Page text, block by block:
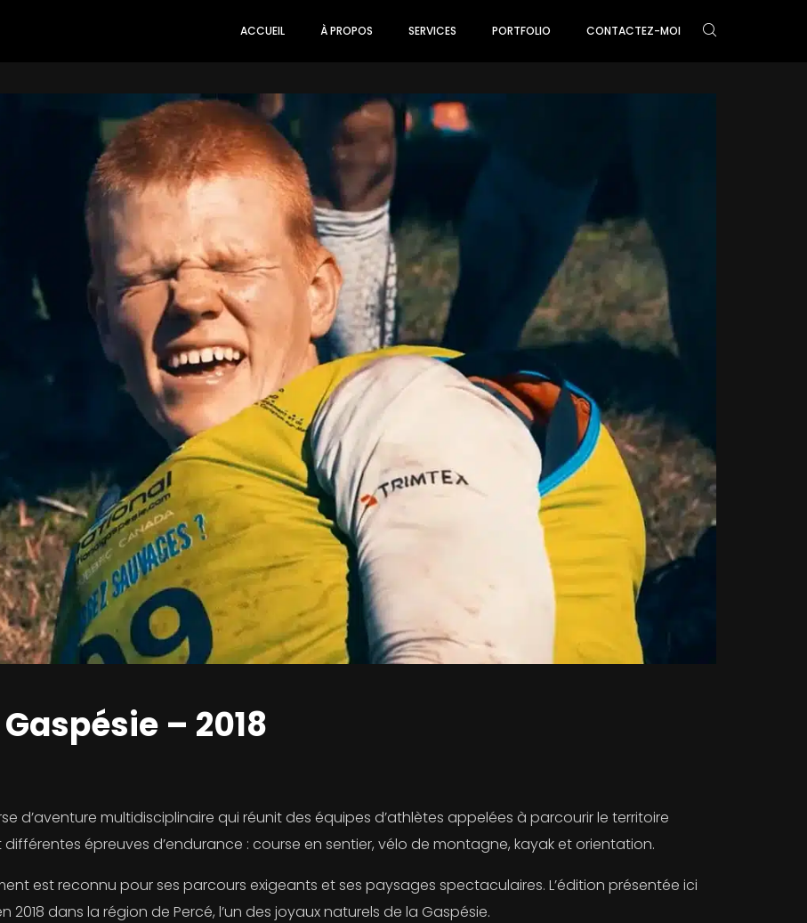
ACCUEIL À PROPOS SERVICES PORTFOLIO CONTACTEZ-MOI
– 2018
d’aventure multidisciplinaire qui réunit des équipes d’athlètes appelées à parcourir le territoire
épreuves d’endurance : course en sentier, vélo de montagne, kayak et orientation.
est reconnu pour ses parcours exigeants et ses paysages spectaculaires. L’édition présentée ici
2018 dans la région de Percé, l’un des joyaux naturels de la Gaspésie.